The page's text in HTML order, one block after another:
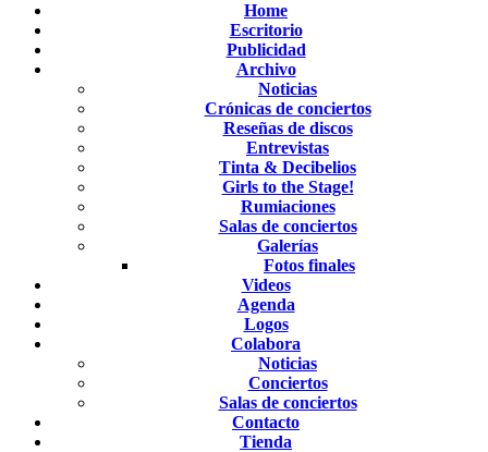
Home
Escritorio
Publicidad
Archivo
Noticias
Crónicas de conciertos
Reseñas de discos
Entrevistas
Tinta & Decibelios
Girls to the Stage!
Rumiaciones
Salas de conciertos
Galerías
Fotos finales
Videos
Agenda
Logos
Colabora
Noticias
Conciertos
Salas de conciertos
Contacto
Tienda